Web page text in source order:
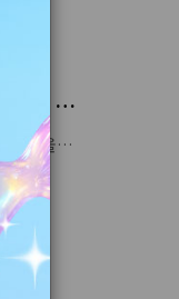
20주년 모임 안내글
트롯트주막이 올해로 인라이브 3주년(세이음방 20주년)을 맞이 합니다.국장님과 운영진,&nbsp; 매니아님 들, 청취자 분들